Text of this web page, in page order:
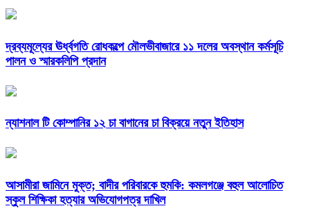
দ্রব্যমূল্যের ঊর্ধ্বগতি রোধকল্পে মৌলভীবাজারে ১১ দলের অবস্থান কর্মসূচি
পালন ও স্মারকলিপি প্রদান
ন্যাশনাল টি কোম্পানির ১২ চা বাগানের চা বিক্রয়ে নতুন ইতিহাস
আসামীরা জামিনে মুক্ত; বাদীর পরিবারকে হুমকি: কমলগঞ্জে বহুল আলোচিত
স্কুল শিক্ষিকা হত্যার অভিযোগপত্র দাখিল